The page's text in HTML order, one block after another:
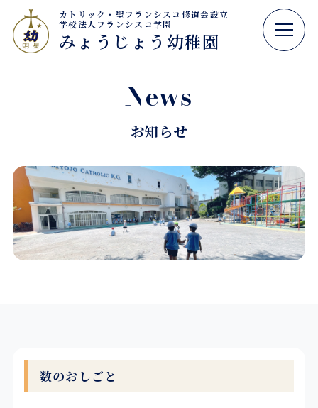
カトリック・聖フランシスコ修道会設立
学校法人フランシスコ学園
みょうじょう幼稚園
News
お知らせ
数のおしごと